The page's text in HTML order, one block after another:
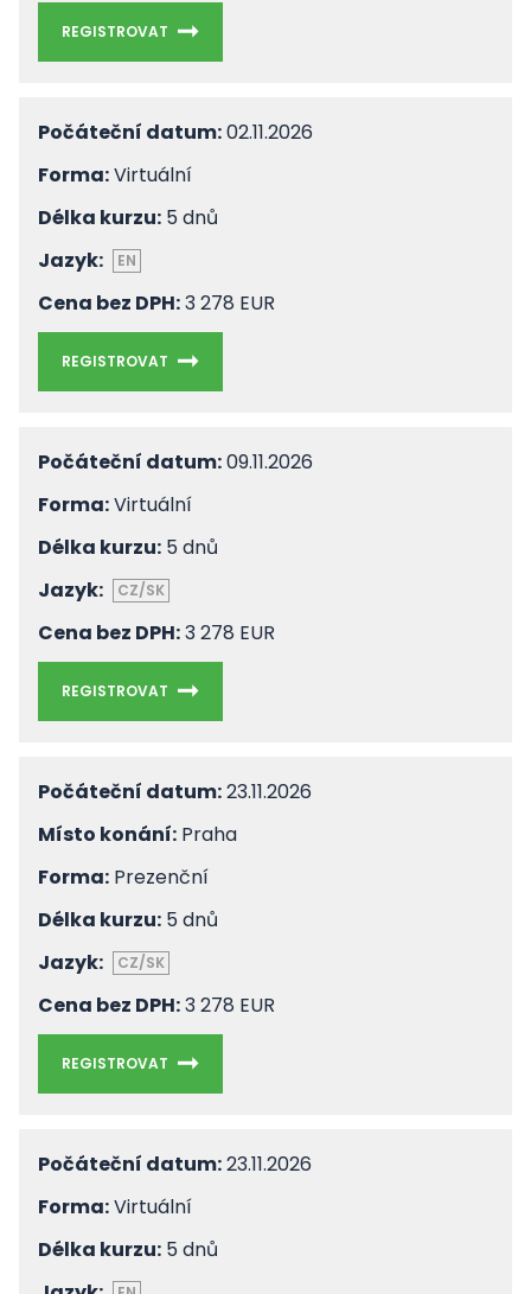
REGISTROVAT
Počáteční datum:02.11.2026
Forma:Virtuální
Délka kurzu: 5 dnů
Jazyk:
EN
Cena bez DPH:3 278 EUR
REGISTROVAT
Počáteční datum:09.11.2026
Forma:Virtuální
Délka kurzu: 5 dnů
Jazyk:
CZ/SK
Cena bez DPH:3 278 EUR
REGISTROVAT
Počáteční datum:23.11.2026
Místo konání: Praha
Forma: Prezenční
Délka kurzu: 5 dnů
Jazyk:
CZ/SK
Cena bez DPH:3 278 EUR
REGISTROVAT
Počáteční datum:23.11.2026
Forma:Virtuální
Délka kurzu: 5 dnů